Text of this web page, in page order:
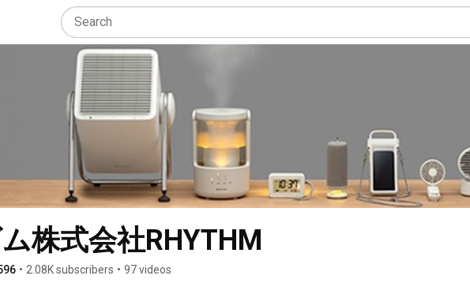
株式会社RHYTHM
• 2.08K subscribers • 97 videos